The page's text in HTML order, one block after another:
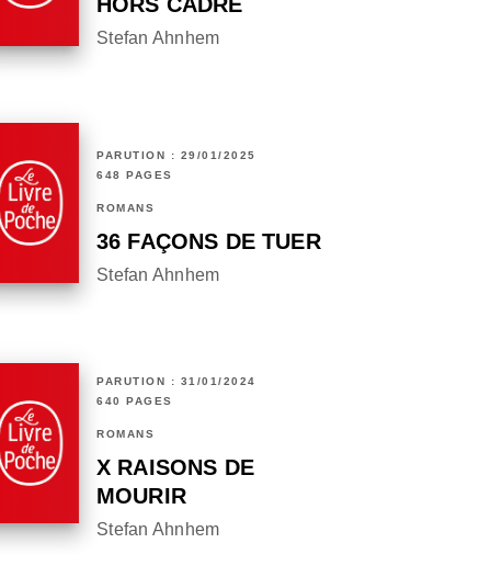
Stefan Ahnhem
PARUTION : 29/01/2025
648 PAGES
ROMANS
36 FAÇONS DE TUER
Stefan Ahnhem
PARUTION : 31/01/2024
640 PAGES
ROMANS
X RAISONS DE
MOURIR
Stefan Ahnhem